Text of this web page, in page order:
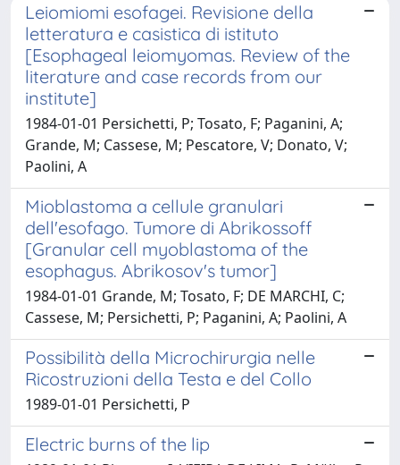
Leiomiomi esofagei. Revisione della
letteratura e casistica di istituto
[Esophageal leiomyomas. Review of the
literature and case records from our
institute]
1984-01-01 Persichetti, P; Tosato, F; Paganini, A;
Grande, M; Cassese, M; Pescatore, V; Donato, V;
Paolini, A
Mioblastoma a cellule granulari
dell'esofago. Tumore di Abrikossoff
[Granular cell myoblastoma of the
esophagus. Abrikosov's tumor]
1984-01-01 Grande, M; Tosato, F; DE MARCHI, C;
Cassese, M; Persichetti, P; Paganini, A; Paolini, A
Possibilità della Microchirurgia nelle
Ricostruzioni della Testa e del Collo
1989-01-01 Persichetti, P
Electric burns of the lip